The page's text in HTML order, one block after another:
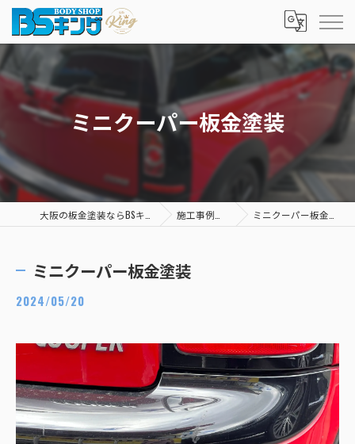
ミニクーパー板金塗装
施工事例一覧 ミニクーパー板金塗装
ミニクーパー板金塗装
2024/05/20